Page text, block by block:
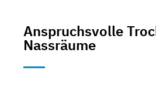
Anspruchsvolle
Nassräume